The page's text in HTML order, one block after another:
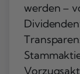
werden –